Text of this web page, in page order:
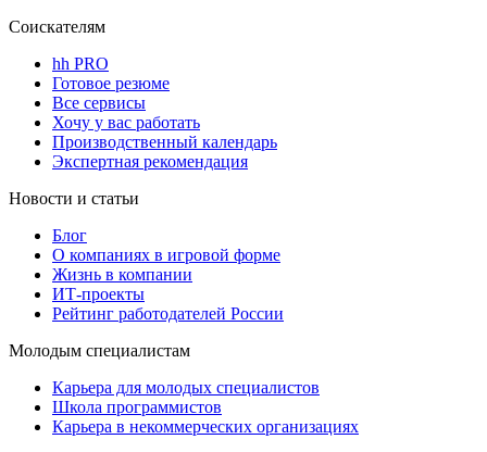
Соискателям
hh PRO
Готовое резюме
Все сервисы
Хочу у вас работать
Производственный календарь
Экспертная рекомендация
Новости и статьи
Блог
О компаниях в игровой форме
Жизнь в компании
ИТ-проекты
Рейтинг работодателей России
Молодым специалистам
Карьера для молодых специалистов
Школа программистов
Карьера в некоммерческих организациях